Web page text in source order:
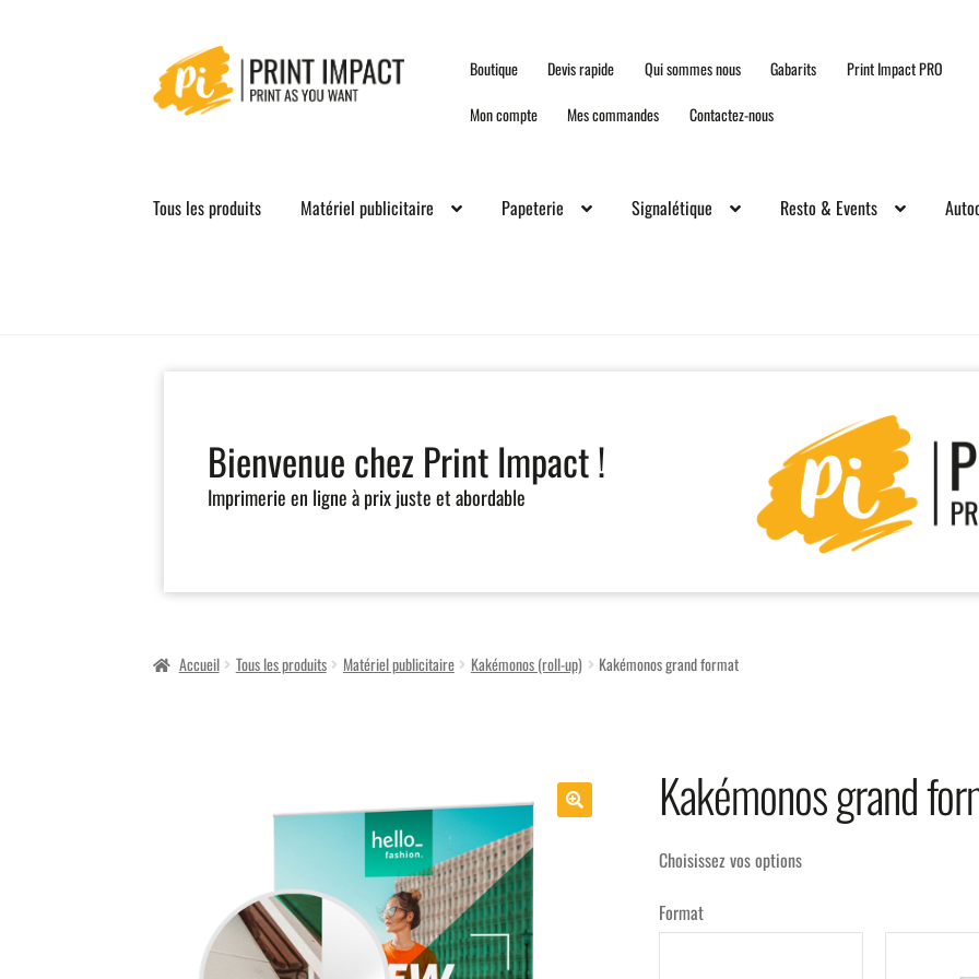
Skip
to
navigation
Skip
to
content
Boutique Devis rapide Qui sommes nous Gabarits
Print Impact PRO
Mon compte
Mes commandes Contactez-nous
Tous les produits Matériel publicitaire Papeterie Signalétique Resto & Events
Bienvenue chez Print Impact !
Imprimerie en ligne à prix juste et abordable
Accueil Tous les produits Matériel publicitaire Kakémonos (roll-up) Kakémonos grand format
Kakémonos grand
Choisissez vos options
Format